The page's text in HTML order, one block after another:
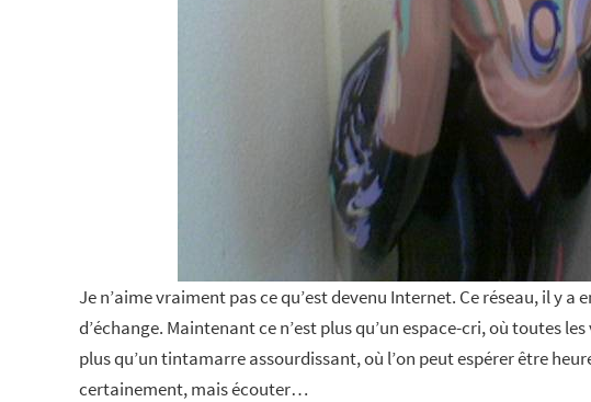
Je n’aime vraiment pas ce qu’est devenu Internet. Ce réseau, il y a
d’échange. Maintenant ce n’est plus qu’un espace-cri, où toutes
plus qu’un tintamarre assourdissant, où l’on peut espérer être
certainement, mais écouter…